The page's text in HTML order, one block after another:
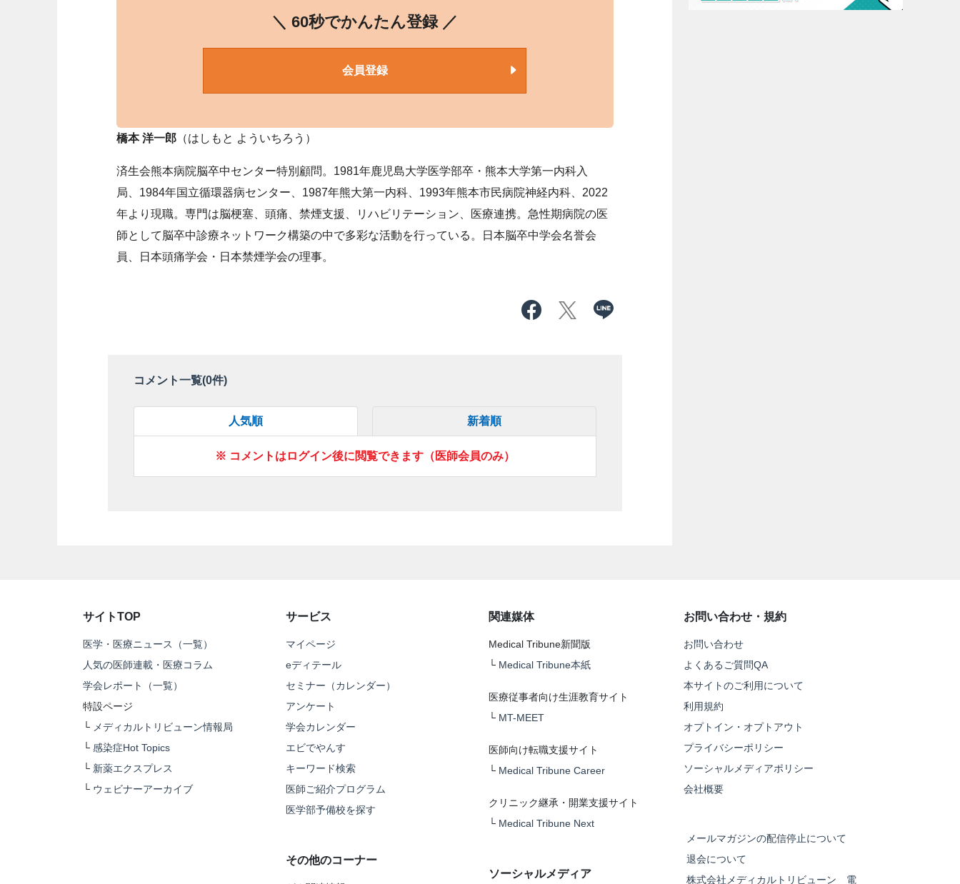
＼ 60秒でかんたん登録 ／
会員登録
橋本 洋一郎（はしもと よういちろう）
済生会熊本病院脳卒中センター特別顧問。1981年鹿児島大学医学部卒・熊本大学第一内科入
局、1984年国立循環器病センター、1987年熊大第一内科、1993年熊本市民病院神経内科、2022
年より現職。専門は脳梗塞、頭痛、禁煙支援、リハビリテーション、医療連携。急性期病院の医
師として脳卒中診療ネットワーク構築の中で多彩な活動を行っている。日本脳卒中学会名誉会
員、日本頭痛学会・日本禁煙学会の理事。
コメント一覧(0件)
人気順 新着順
※ コメントはログイン後に閲覧できます（医師会員のみ）
サイトTOP
医学・医療ニュース（一覧）
人気の医師連載・医療コラム
学会レポート（一覧）
特設ページ
└ メディカルトリビューン情報局
└ 感染症Hot Topics
└ 新薬エクスプレス
└ ウェビナーアーカイブ
サービス
マイページ
eディテール
セミナー（カレンダー）
アンケート
学会カレンダー
エビでやんす
キーワード検索
医師ご紹介プログラム
医学部予備校を探す
その他のコーナー
関連媒体
Medical Tribune新聞版
└ Medical Tribune本紙
医療従事者向け生涯教育サイト
└ MT-MEET
医師向け転職支援サイト
└ Medical Tribune Career
クリニック継承・開業支援サイト
└ Medical Tribune Next
ソーシャルメディア
お問い合わせ・規約
お問い合わせ
よくあるご質問QA
本サイトのご利用について
利用規約
オプトイン・オプトアウト
プライバシーポリシー
ソーシャルメディアポリシー
会社概要
メールマガジンの配信停止について
退会について
株式会社メディカルトリビューン 電